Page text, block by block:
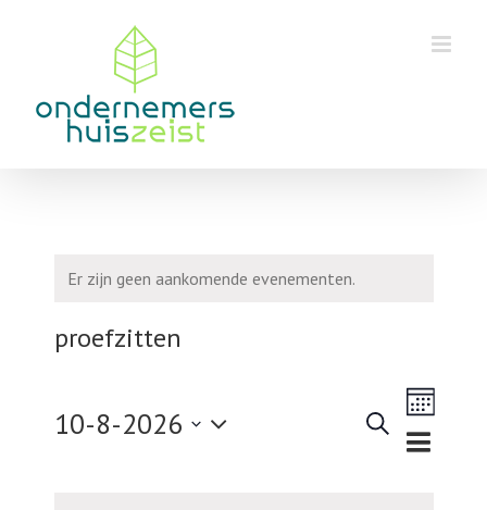
Er zijn geen aankomende evenementen.
proefzitten
Evenementen
Zoeken
navigatie
Maand
10-8-2026